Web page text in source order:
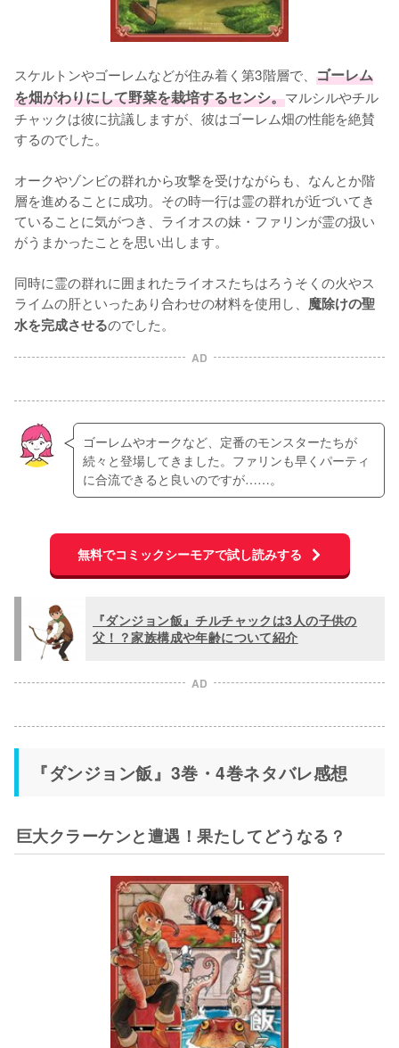
スケルトンやゴーレムなどが住み着く第3階層で、 ゴーレム
を畑がわりにして野菜を栽培するセンシ。マルシルやチル
チャックは彼に抗議しますが、彼はゴーレム畑の性能を絶賛
するのでした。
オークやゾンビの群れから攻撃を受けながらも、なんとか階
層を進めることに成功。その時一行は霊の群れが近づいてき
ていることに気がつき、ライオスの妹・ファリンが霊の扱い
がうまかったことを思い出します。
同時に霊の群れに囲まれたライオスたちはろうそくの火やス
ライムの肝といったあり合わせの材料を使用し、 魔除けの聖
水を完成させるのでした。
AD
ゴーレムやオークなど、定番のモンスターたちが
続々と登場してきました。ファリンも早くパーティ
に合流できると良いのですが……。
無料でコミックシーモアで試し読みする
『ダンジョン飯』チルチャックは3人の子供の
父！？家族構成や年齢について紹介
AD
『ダンジョン飯』3巻・4巻ネタバレ感想
巨大クラーケンと遭遇！果たしてどうなる？